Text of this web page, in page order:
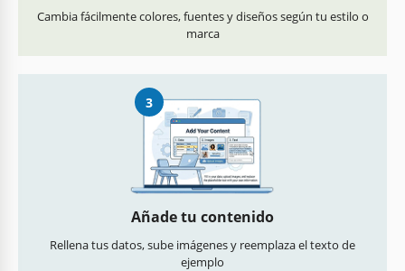
Cambia fácilmente colores, fuentes y diseños según tu estilo o
marca
3
Añade tu contenido
Rellena tus datos, sube imágenes y reemplaza el texto de
ejemplo